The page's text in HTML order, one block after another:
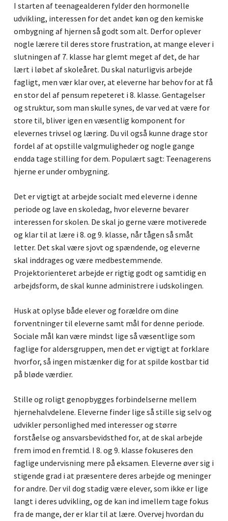
Ingen varer i kurven.
Go to shop
I starten af teenagealderen fylder den hormonelle
udvikling, interessen for det andet køn og den kemiske
ombygning af hjernen så godt som alt. Derfor oplever
nogle lærere til deres store frustration, at mange elever i
slutningen af 7. klasse har glemt meget af det, de har
lært i løbet af skoleåret. Du skal naturligvis arbejde
fagligt, men vær klar over, at eleverne har behov for at få
en stor del af pensum repeteret i 8. klasse. Gentagelser
og struktur, som man skulle synes, de var ved at være for
store til, bliver igen en væsentlig komponent for
elevernes trivsel og læring. Du vil også kunne drage stor
fordel af at opstille valgmuligheder og nogle gange
endda tage stilling for dem. Populært sagt: Teenagerens
hjerne er under ombygning.
Det er vigtigt at arbejde socialt med eleverne i denne
periode og lave en skoledag, hvor eleverne bevarer
interessen for skolen. De skal jo gerne være motiverede
og klar til at lære i 8. og 9. klasse, når tågen så småt
letter. Det skal være sjovt og spændende, og eleverne
skal inddrages og være medbestemmende.
Projektorienteret arbejde er rigtig godt og samtidig en
arbejdsform, de skal kunne administrere i udskolingen.
Husk at oplyse både elever og forældre om dine
forventninger til eleverne samt mål for denne periode.
Sociale mål kan være mindst lige så væsentlige som
faglige for aldersgruppen, men det er vigtigt at forklare
hvorfor, så ingen mistænker dig for at spilde kostbar tid
på bløde værdier.
Stille og roligt genopbygges forbindelserne mellem
hjernehalvdelene. Eleverne finder lige så stille sig selv og
udvikler personlighed med interesser og større
forståelse og ansvarsbevidsthed for, at de skal arbejde
frem imod en fremtid. I 8. og 9. klasse fokuseres den
faglige undervisning mere på eksamen. Eleverne øver sig i
stigende grad i at præsentere deres arbejde og meninger
for andre. Der vil dog stadig være elever, som ikke er lige
langt i deres udvikling, og de kan ind imellem tage fokus
fra de mange, der er klar til at lære. Overvej hvordan du